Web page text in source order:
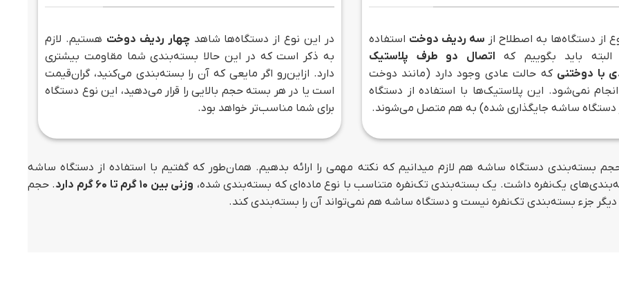
از دستگاه‌ها به اصطلاح از سه ردیف دوخت استفاده
باید بگوییم که اتصال دو طرف پلاستیک
با دوختنی که حالت عادی وجود دارد (مانند دوخت
نمی‌شود. این پلاستیک‌ها با استفاده از دستگاه
ساشه جایگذاری شده) به هم متصل می‌شوند.
در این نوع از دستگاه‌ها شاهدچهار ردیف دوخت هستیم. لازم
به ذکر است که در این حالا بسته‌بندی شما مقاومت بیشتری
دارد. ازاین‌رو اگر مایعی که آن را بسته‌بندی می‌کنید، گران‌قیمت
است یا در هر بسته حجم بالایی را قرار می‌دهید، این نوع دستگاه
برای شما مناسب‌تر خواهد بود.
حجم بسته‌بندی دستگاه ساشه هم لازم میدانیم که نکته مهمی را ارائه بدهیم. همان‌طور که گفتیم با استفاده از دستگاه ساشه
یک‌نفره داشت. یک بسته‌بندی تک‌نفره متناسب با نوع ماده‌ای که بسته‌بندی شده، وزنی بین 10 گرم تا 60 گرم دارد
. حجم
دیگر جزء بسته‌بندی تک‌نفره نیست و دستگاه ساشه هم نمی‌تواند آن را بسته‌بندی کند.